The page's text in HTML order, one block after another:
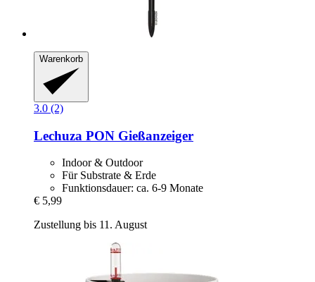
Warenkorb
3.0 (2)
Lechuza PON Gießanzeiger
Indoor & Outdoor
Für Substrate & Erde
Funktionsdauer: ca. 6-9 Monate
€ 5,99
Zustellung bis 11. August